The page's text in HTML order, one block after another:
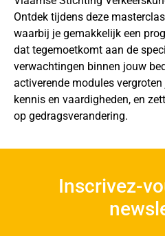
Ontdek tijdens deze
waarbij je gemakkelijk een
dat tegemoetkomt aan de
verwachtingen binnen jouw
activerende modules
kennis en vaardigheden, en
op gedragsverandering.
Inscrivez-